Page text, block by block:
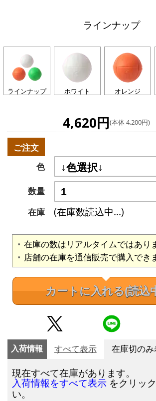
ラインナップ
ラインナップ ホワイト オレンジ
4,620円(本体 4,200円)
ご注文
色
数量
在庫
(在庫数読込中...)
在庫の数はリアルタイムではあり
店舗の在庫を通信販売で購入でき
カートに入れる(読込
入荷情報 すべて表示 在庫切のみ
現在すべて在庫があります。
入荷情報をすべて表示 をクリッ
い。